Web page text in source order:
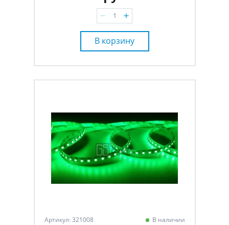
В корзину
Артикул: 321008 В наличии